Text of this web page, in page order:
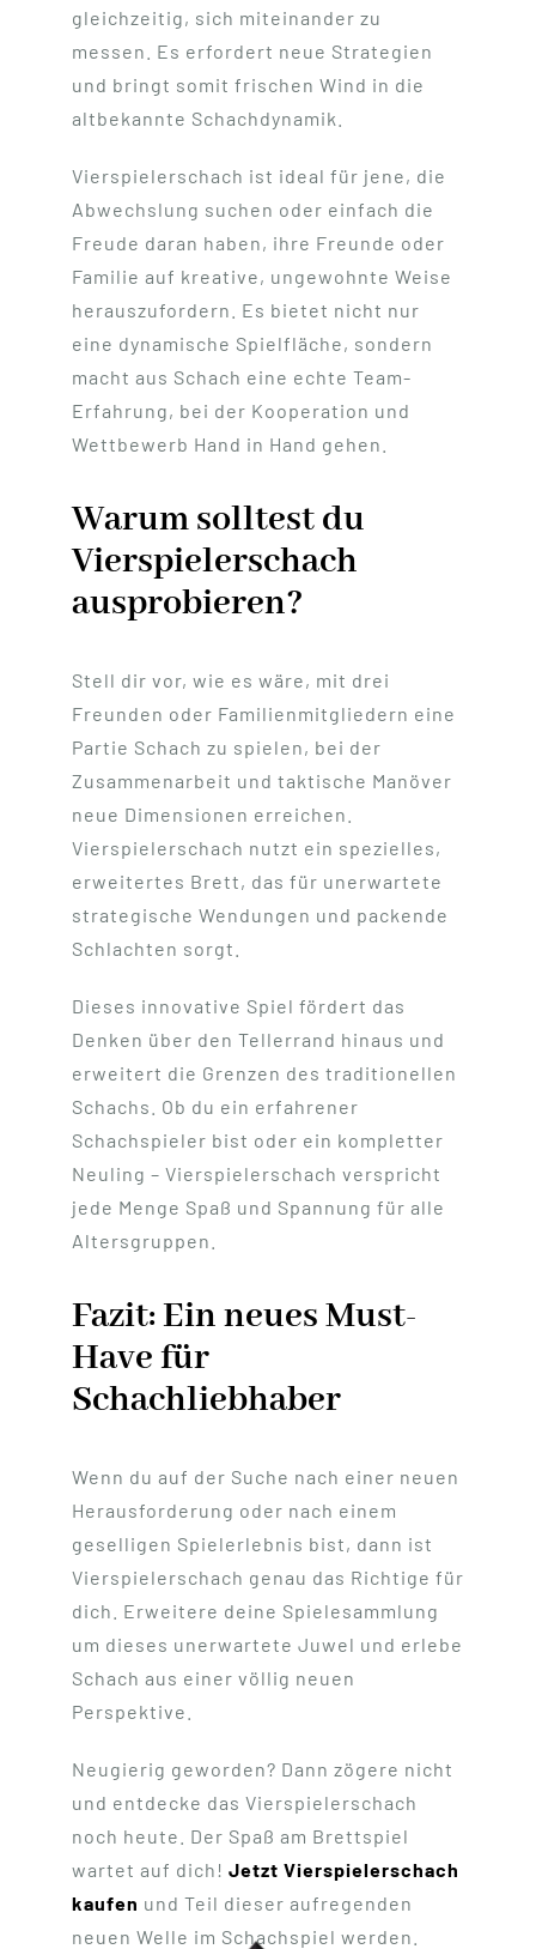
gleichzeitig, sich miteinander zu
messen. Es erfordert neue Strategien
und bringt somit frischen Wind in die
altbekannte Schachdynamik.
Vierspielerschach ist ideal für jene, die
Abwechslung suchen oder einfach die
Freude daran haben, ihre Freunde oder
Familie auf kreative, ungewohnte Weise
herauszufordern. Es bietet nicht nur
eine dynamische Spielfläche, sondern
macht aus Schach eine echte Team-
Erfahrung, bei der Kooperation und
Wettbewerb Hand in Hand gehen.
Warum solltest du
Vierspielerschach
ausprobieren?
Stell dir vor, wie es wäre, mit drei
Freunden oder Familienmitgliedern eine
Partie Schach zu spielen, bei der
Zusammenarbeit und taktische Manöver
neue Dimensionen erreichen.
Vierspielerschach nutzt ein spezielles,
erweitertes Brett, das für unerwartete
strategische Wendungen und packende
Schlachten sorgt.
Dieses innovative Spiel fördert das
Denken über den Tellerrand hinaus und
erweitert die Grenzen des traditionellen
Schachs. Ob du ein erfahrener
Schachspieler bist oder ein kompletter
Neuling – Vierspielerschach verspricht
jede Menge Spaß und Spannung für alle
Altersgruppen.
Fazit: Ein neues Must-
Have für
Schachliebhaber
Wenn du auf der Suche nach einer neuen
Herausforderung oder nach einem
geselligen Spielerlebnis bist, dann ist
Vierspielerschach genau das Richtige für
dich. Erweitere deine Spielesammlung
um dieses unerwartete Juwel und erlebe
Schach aus einer völlig neuen
Perspektive.
Neugierig geworden? Dann zögere nicht
und entdecke das Vierspielerschach
noch heute. Der Spaß am Brettspiel
wartet auf dich! Jetzt Vierspielerschach
kaufen und Teil dieser aufregenden
neuen Welle im Schachspiel werden.